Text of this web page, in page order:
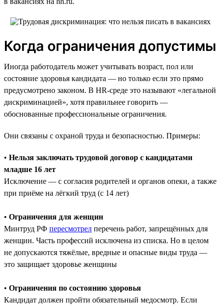
Когда ограничения допустимы
Иногда работодатель может учитывать возраст, пол или
состояние здоровья кандидата — но только если это прямо
предусмотрено законом. В HR-среде это называют «легальной
дискриминацией», хотя правильнее говорить —
обоснованные профессиональные ограничения.
Они связаны с охраной труда и безопасностью. Примеры:
• Нельзя заключать трудовой договор с кандидатами
младше 16 лет
Исключение — с согласия родителей и органов опеки, а также
при приёме на лёгкий труд (с 14 лет)
• Ограничения для женщин
Минтруд РФ пересмотрел перечень работ, запрещённых для
женщин. Часть профессий исключена из списка. Но в целом
не допускаются тяжёлые, вредные и опасные виды труда —
это защищает здоровье женщины
• Ограничения по состоянию здоровья
Кандидат должен пройти обязательный медосмотр. Если